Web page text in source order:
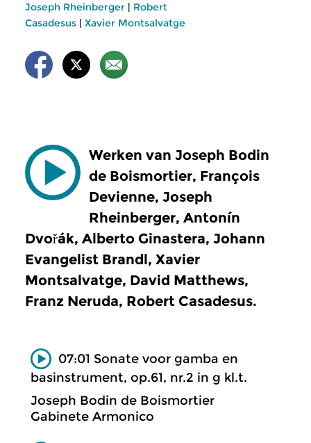
Joseph Rheinberger | Robert
Casadesus | Xavier Montsalvatge
Werken van Joseph Bodin
de Boismortier, François
Devienne, Joseph
Rheinberger, Antonín
Dvořák, Alberto Ginastera, Johann
Evangelist Brandl, Xavier
Montsalvatge, David Matthews,
Franz Neruda, Robert Casadesus.
07:01 Sonate voor gamba en
basinstrument, op.61, nr.2 in g kl.t.
Joseph Bodin de Boismortier
Gabinete Armonico